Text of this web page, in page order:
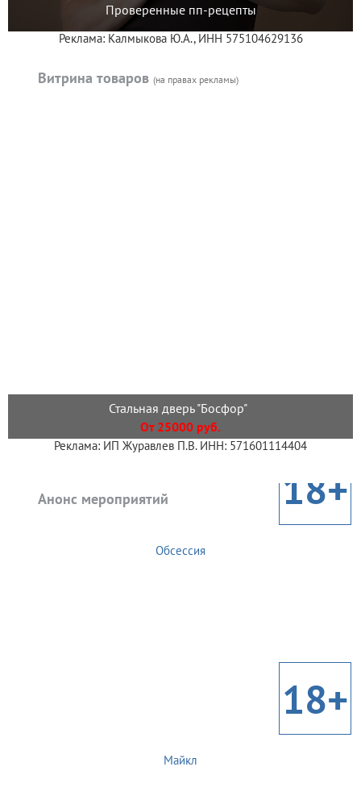
Проверенные пп-рецепты
Реклама: Калмыкова Ю.А., ИНН 575104629136
Витрина товаров (на правах рекламы)
Стальная дверь "Босфор"
От 25000 руб.
Реклама: ИП Журавлев П.В. ИНН: 571601114404
Анонс мероприятий 18+
Обсессия
18+
Майкл